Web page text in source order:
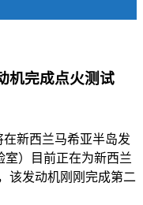
机完成点火测试
新西兰马希亚半岛发
室）目前正在为新西兰
该发动机刚刚完成第二